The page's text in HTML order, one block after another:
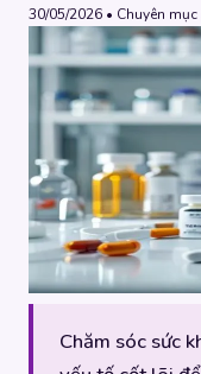
30/05/2026 • Chuyên
Chăm sóc sức